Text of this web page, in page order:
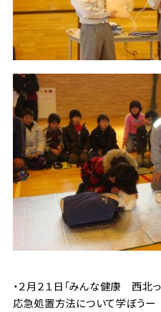
・２月２１日「みんな健康 西北
応急処置方法について学ぼうー